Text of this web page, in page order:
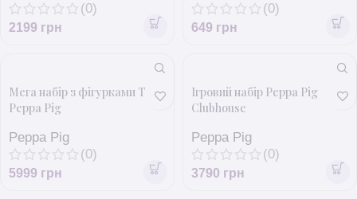
(0)
2199 грн
(0)
649 грн
Мега набір з фігурками ТМ
Peppa Pig
Peppa Pig
(0)
5999 грн
Ігровий набір Peppa Pig
Clubhouse
Peppa Pig
(0)
3790 грн